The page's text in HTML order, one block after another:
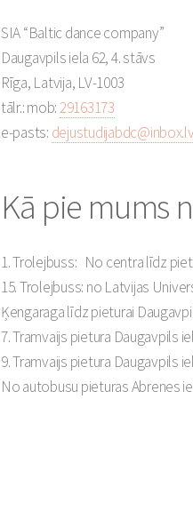
SIA “Baltic dance company”
Daugavpils iela 62, 4. stāvs
Rīga, Latvija, LV-1003
tālr.: mob:29163173
e-pasts: dejustudijabdc@inbox.lv
Kā pie mums
1. Trolejbuss: No centra līdz
15. Trolejbuss: no Latvijas
Ķengaraga līdz pieturai
7. Tramvaijs pietura Daugavpils
9. Tramvaijs pietura Daugavpils
No autobusu pieturas Abrenes